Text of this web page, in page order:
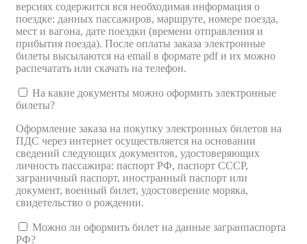
версиях содержится вся необходимая информация о
поездке: данных пассажиров, маршруте, номере поезда,
мест и вагона, дате поездки (времени отправления и
прибытия поезда). После оплаты заказа электронные
билеты высылаются на email в формате pdf и их можно
распечатать или скачать на телефон.
На какие документы можно оформить электронные
билеты?
Оформление заказа на покупку электронных билетов на
ПДС через интернет осуществляется на основании
сведений следующих документов, удостоверяющих
личность пассажира: паспорт РФ, паспорт СССР,
заграничный паспорт, иностранный паспорт или
документ, военный билет, удостоверение моряка,
свидетельство о рождении.
Можно ли оформить билет на данные загранпаспорта
РФ?